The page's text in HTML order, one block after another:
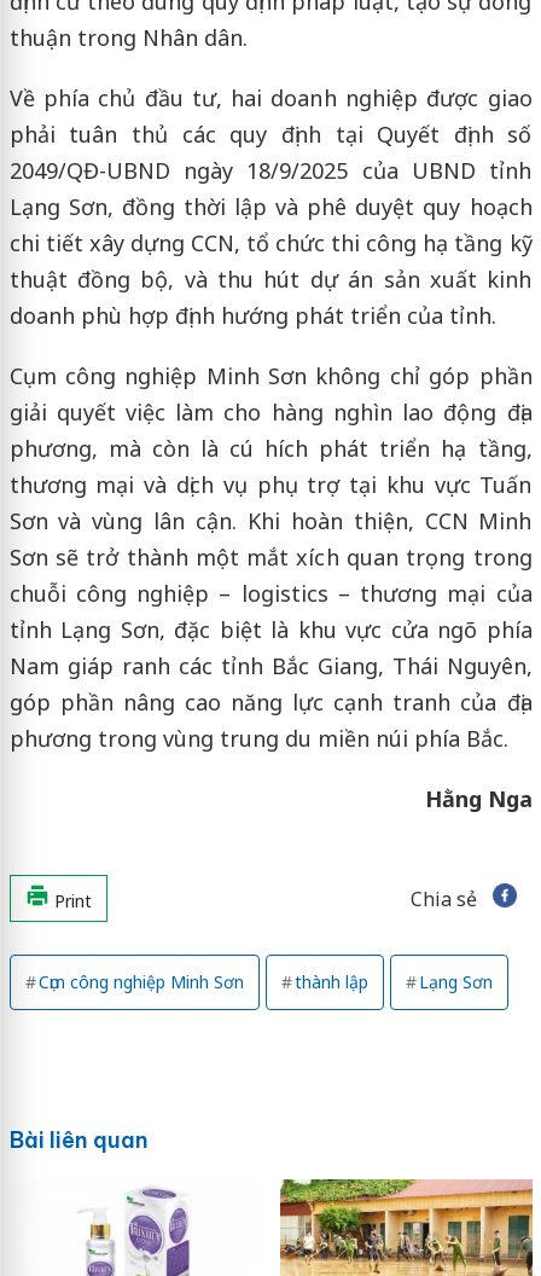
thuận trong Nhân dân.
Về phía chủ đầu tư, hai doanh nghiệp được giao
phải tuân thủ các quy định tại Quyết định số
2049/QĐ-UBND ngày 18/9/2025 của UBND tỉnh
Lạng Sơn, đồng thời lập và phê duyệt quy hoạch
chi tiết xây dựng CCN, tổ chức thi công hạ tầng kỹ
thuật đồng bộ, và thu hút dự án sản xuất kinh
doanh phù hợp định hướng phát triển của tỉnh.
Cụm công nghiệp Minh Sơn không chỉ góp phần
giải quyết việc làm cho hàng nghìn lao động địa
phương, mà còn là cú hích phát triển hạ tầng,
thương mại và dịch vụ phụ trợ tại khu vực Tuấn
Sơn và vùng lân cận. Khi hoàn thiện, CCN Minh
Sơn sẽ trở thành một mắt xích quan trọng trong
chuỗi công nghiệp – logistics – thương mại của
tỉnh Lạng Sơn, đặc biệt là khu vực cửa ngõ phía
Nam giáp ranh các tỉnh Bắc Giang, Thái Nguyên,
góp phần nâng cao năng lực cạnh tranh của địa
phương trong vùng trung du miền núi phía Bắc.
Hằng Nga
Print Chia sẻ
Cụm công nghiệp Minh Sơn thành lập Lạng Sơn
Bài liên quan